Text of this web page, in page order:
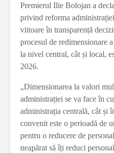
Premierul Ilie Bolojan a
privind reforma
viitoare în transparență
procesul de redimensionare
la nivel central, cât și local,
2026.
„Dimensionarea la valori
administrației se va face în
administrația centrală, cât și
convenit este o perioadă de
pentru o reducere de
neapărat să îți reduci